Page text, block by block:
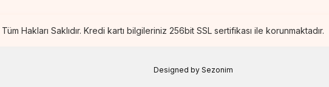
Tüm Hakları Saklıdır. Kredi kartı bilgileriniz 256bit SSL sertifikası ile korunmaktadır.
Designed by Sezonim